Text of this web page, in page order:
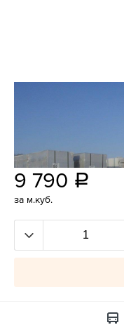
9 790 a
за м.куб.